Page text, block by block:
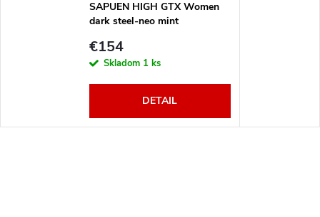
SAPUEN HIGH GTX Women
dark steel-neo mint
€154
Skladom 1 ks
DETAIL